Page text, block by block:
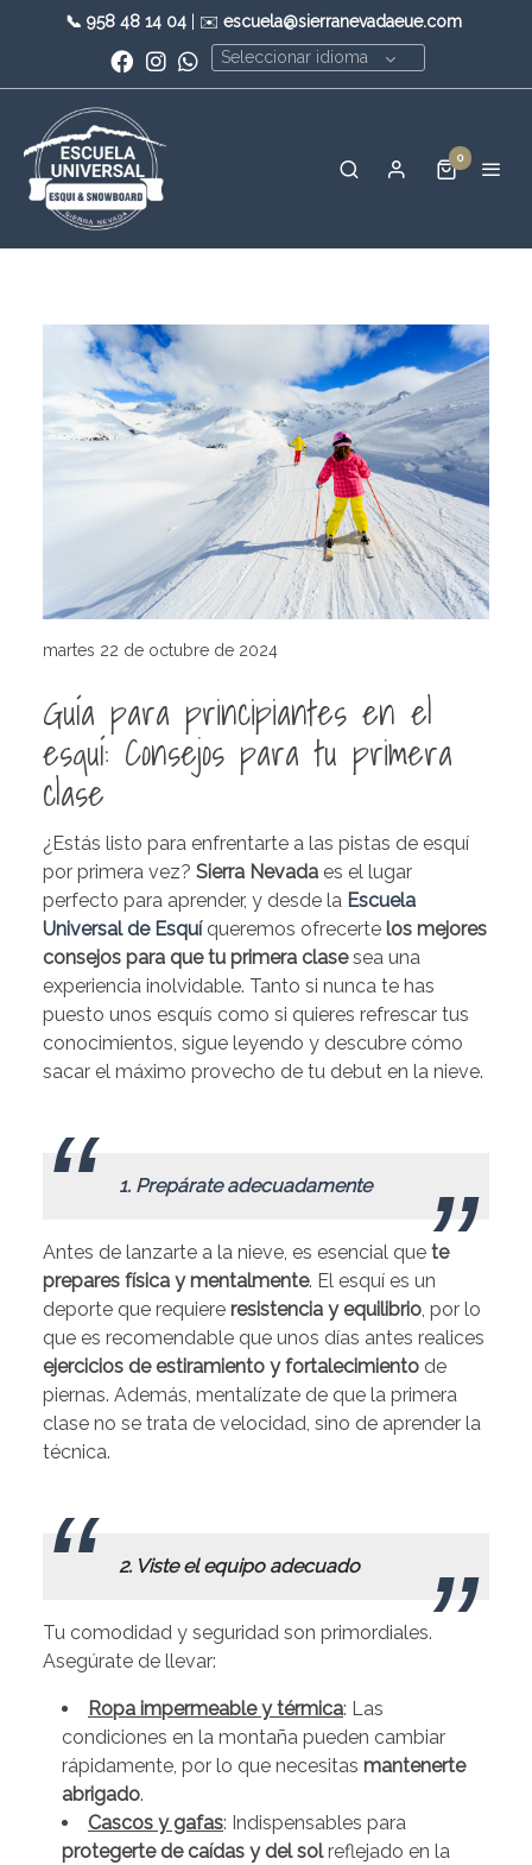
📞 958 48 14 04 | ✉️ escuela@sierranevadaeue.com
Seleccionar idioma
0
martes 22 de octubre de 2024
Guía para principiantes en el
esquí: Consejos para tu primera
clase
¿Estás listo para enfrentarte a las pistas de esquí
por primera vez? Sierra Nevada es el lugar
perfecto para aprender, y desde la Escuela
Universal de Esquí queremos ofrecerte los mejores
consejos para que tu primera clasesea una
experiencia inolvidable. Tanto si nunca te has
puesto unos esquís como si quieres refrescar tus
conocimientos, sigue leyendo y descubre cómo
sacar el máximo provecho de tu debut en la nieve.
1. Prepárate adecuadamente
Antes de lanzarte a la nieve, es esencial que te
prepares física y mentalmente. El esquí es un
deporte que requiere resistencia y equilibrio, por lo
que es recomendable que unos días antes realices
ejercicios de estiramiento y fortalecimiento de
piernas. Además, mentalízate de que la primera
clase no se trata de velocidad, sino de aprender la
técnica.
2. Viste el equipo adecuado
Tu comodidad y seguridad son primordiales.
Asegúrate de llevar:
Ropa impermeable y térmica: Las
condiciones en la montaña pueden cambiar
rápidamente, por lo que necesitas mantenerte
abrigado.
Cascos y gafas: Indispensables para
protegerte de caídas y del solreflejado en la